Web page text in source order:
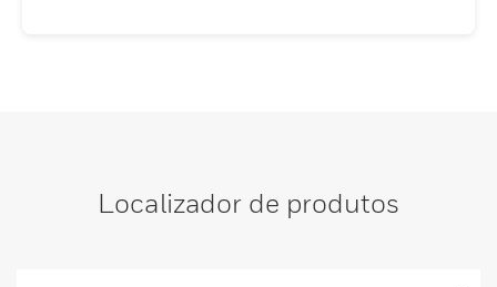
Localizador de produtos